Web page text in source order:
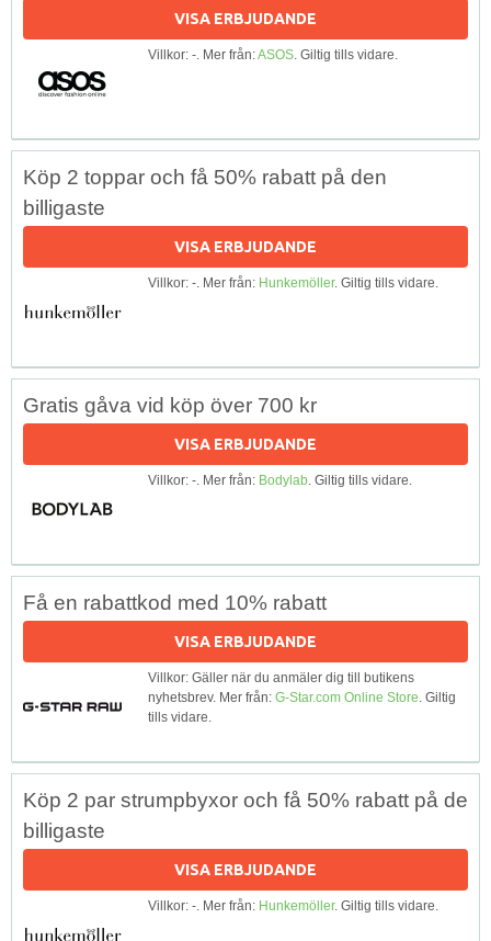
VISA ERBJUDANDE
Villkor: -. Mer från:ASOS. Giltig tills vidare.
Köp 2 toppar och få 50% rabatt på den
billigaste
VISA ERBJUDANDE
Villkor: -. Mer från: Hunkemöller. Giltig tills vidare.
Gratis gåva vid köp över 700 kr
VISA ERBJUDANDE
Villkor: -. Mer från: Bodylab. Giltig tills vidare.
Få en rabattkod med 10% rabatt
VISA ERBJUDANDE
Villkor: Gäller när du anmäler dig till butikens
nyhetsbrev. Mer från: G-Star.com Online Store. Giltig
tills vidare.
Köp 2 par strumpbyxor och få 50% rabatt på de
billigaste
VISA ERBJUDANDE
Villkor: -. Mer från: Hunkemöller. Giltig tills vidare.